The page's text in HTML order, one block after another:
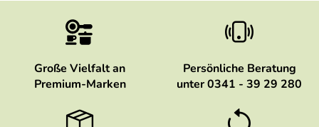
Große Vielfalt an
Premium-Marken
Persönliche Beratung
unter 0341 - 39 29 280